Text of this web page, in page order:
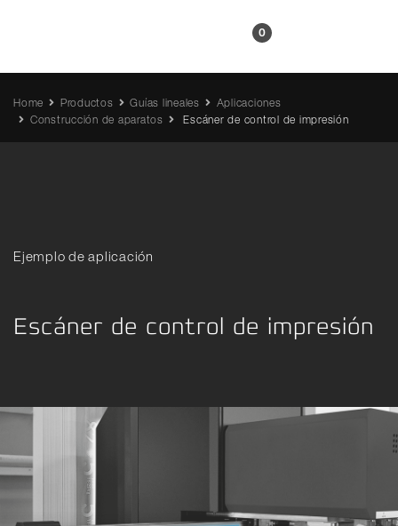
0
Home Productos Guías lineales
Aplicaciones
Construcción de aparatos
Escáner de control de impresión
Ejemplo de aplicación
Escáner de control de impresión